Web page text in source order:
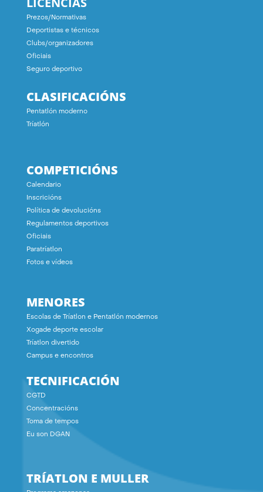
Prezos/Normativas
Deportistas e técnicos
Clubs/organizadores
Oficiais
Seguro deportivo
CLASIFICACIÓNS
Pentatlón moderno
Tríatlón
COMPETICIÓNS
Calendario
Inscricións
Política de devolucións
Regulamentos deportivos
Oficiais
Paratríatlon
Fotos e vídeos
MENORES
Escolas de Tríatlon e Pentatlón modernos
Xogade deporte escolar
Tríatlon divertido
Campus e encontros
TECNIFICACIÓN
CGTD
Concentracións
Toma de tempos
Eu son DGAN
TRÍATLON E MULLER